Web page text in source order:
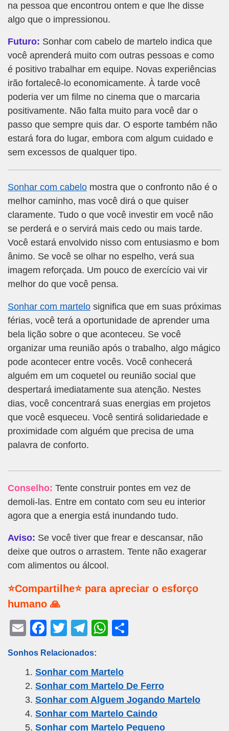
na pessoa que encontrou ontem e que lhe disse
algo que o impressionou.
Futuro: Sonhar com cabelo de martelo indica que
você aprenderá muito com outras pessoas e como
é positivo trabalhar em equipe. Novas experiências
irão fortalecê-lo economicamente. À tarde você
poderia ver um filme no cinema que o marcaria
positivamente. Não falta muito para você dar o
passo que sempre quis dar. O esporte também não
estará fora do lugar, embora com algum cuidado e
sem excessos de qualquer tipo.
Sonhar com cabelo mostra que o confronto não é o
melhor caminho, mas você dirá o que quiser
claramente. Tudo o que você investir em você não
se perderá e o servirá mais cedo ou mais tarde.
Você estará envolvido nisso com entusiasmo e bom
ânimo. Se você se olhar no espelho, verá sua
imagem reforçada. Um pouco de exercício vai vir
melhor do que você pensa.
Sonhar com martelo significa que em suas próximas
férias, você terá a oportunidade de aprender uma
bela lição sobre o que aconteceu. Se você
organizar uma reunião após o trabalho, algo mágico
pode acontecer entre vocês. Você conhecerá
alguém em um coquetel ou reunião social que
despertará imediatamente sua atenção. Nestes
dias, você concentrará suas energias em projetos
que você esqueceu. Você sentirá solidariedade e
proximidade com alguém que precisa de uma
palavra de conforto.
Conselho: Tente construir pontes em vez de
demoli-las. Entre em contato com seu eu interior
agora que a energia está inundando tudo.
Aviso: Se você tiver que frear e descansar, não
deixe que outros o arrastem. Tente não exagerar
com alimentos ou álcool.
⭐Compartilhe⭐ para apreciar o esforço
humano 🙏
E
ail
F
c
e
b
o
o
T
tt
er
T
e
gr
a
m
W
s
A
p
p
Sonhos Relacionados:
Sonhar com Martelo
Sonhar com Martelo De Ferro
Sonhar com Alguem Jogando Martelo
Sonhar com Martelo Caindo
Sonhar com Martelo Pequeno